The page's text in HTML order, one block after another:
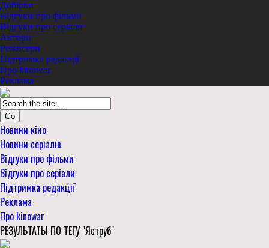
Добірки
Відгуки про фільми
Відгуки про серіали
Актори
Режисери
Підтримка редакції
Про kinowar
Реклама
Go
Новини кіно
Новини серіалів
Відгуки про фільми
Відгуки про серіали
Підтримка редакції
Реклама
Про kinowar
РЕЗУЛЬТАТЫ ПО ТЕГУ "Яструб"